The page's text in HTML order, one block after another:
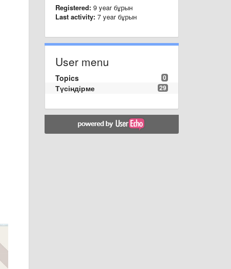
Registered: 9 year бұрын
Last activity: 7 year бұрын
User menu
0
Topics
29
Түсіндірме